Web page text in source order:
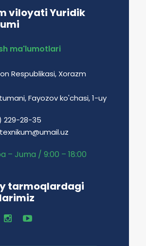
viloyati Yuridik
ma'lumotlari
Respublikasi, Xorazm
Fayozov ko'chasi, 1-uy
229-28-35
– Juma / 9:00 – 18:00
tarmoqlardagi